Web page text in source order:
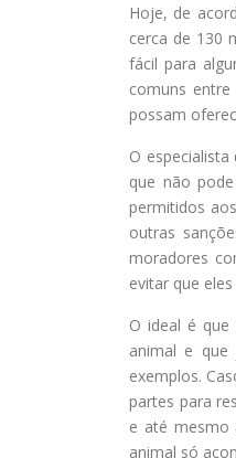
Hoje, de
cerca de 130
fácil para
comuns
possam
O
que não
permitidos
outras
moradores
evitar que
O ideal é
animal e que
exemplos.
partes para
e até mesmo
animal só